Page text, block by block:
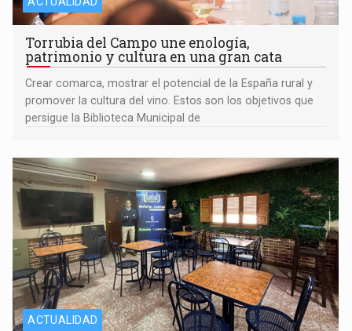
Torrubia del Campo une enología,
patrimonio y cultura en una gran cata
Crear comarca, mostrar el potencial de la España rural y
promover la cultura del vino. Estos son los objetivos que
persigue la Biblioteca Municipal de
ACTUALIDAD